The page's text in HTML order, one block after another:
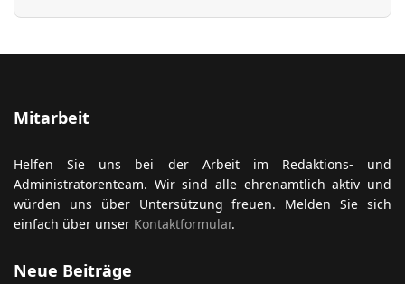
Mitarbeit
Helfen Sie uns bei der Arbeit im Redaktions- und
Administratorenteam. Wir sind alle ehrenamtlich aktiv und
würden uns über Untersützung freuen. Melden Sie sich
einfach über unser Kontaktformular.
Neue Beiträge